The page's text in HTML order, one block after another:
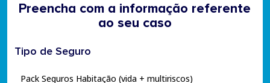
Preencha com a informação referente
ao seu caso
Tipo de Seguro